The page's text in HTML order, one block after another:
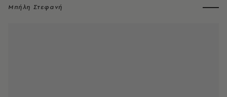
Μπήλη Στεφανή